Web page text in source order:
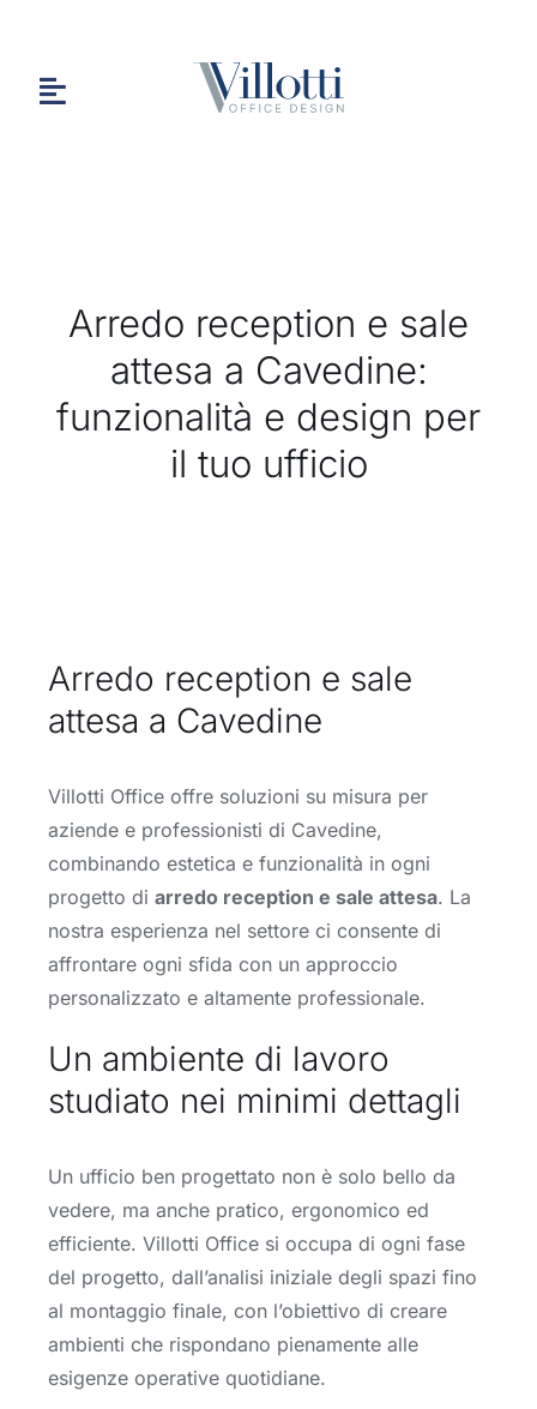
contenuto
Toggle
CHI SIAMO
PORTFOLIO
Arredo reception e sale
attesa a Cavedine:
funzionalità e design per
il tuo ufficio
Arredo reception e sale
attesa a Cavedine
Villotti Office offre soluzioni su misura per
aziende e professionisti di Cavedine,
combinando estetica e funzionalità in ogni
progetto di arredo reception e sale attesa. La
nostra esperienza nel settore ci consente di
affrontare ogni sfida con un approccio
personalizzato e altamente professionale.
Un ambiente di lavoro
studiato nei minimi dettagli
Un ufficio ben progettato non è solo bello da
vedere, ma anche pratico, ergonomico ed
efficiente. Villotti Office si occupa di ogni fase
del progetto, dall’analisi iniziale degli spazi fino
al montaggio finale, con l’obiettivo di creare
ambienti che rispondano pienamente alle
esigenze operative quotidiane.